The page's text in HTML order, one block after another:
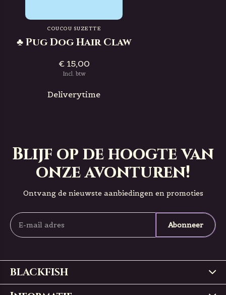
COUCOU SUZETTE
♣ Pug Dog Hair Claw
€ 15,00
Incl. btw
Deliverytime
Blijf op de hoogte van
onze avonturen!
Ontvang de nieuwste aanbiedingen en promoties
Abonneer
BLACKFISH